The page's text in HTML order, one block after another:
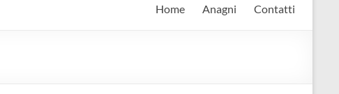
Home Anagni Contatti